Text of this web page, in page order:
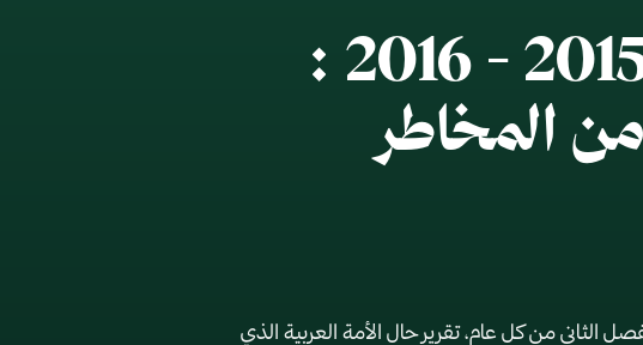
حال الأمة العربية 2015 - 2016 :
المخاطر
الثاني من كل عام، تقرير حال الأمة العربية الذي